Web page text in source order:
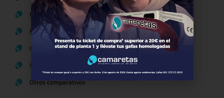
Hogar y Alimentación
Regalos y Complementos
Ocio y Restauración
Servicios
Otros comparativos